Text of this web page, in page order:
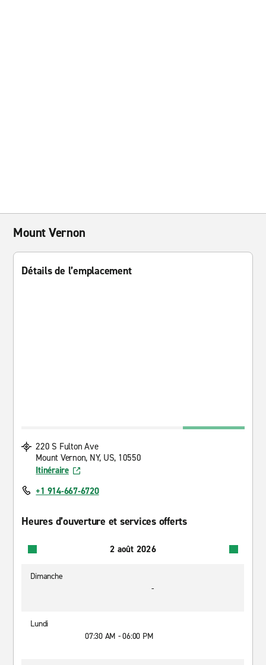
Mount Vernon
Détails de l’emplacement
220 S Fulton Ave
Mount Vernon, NY, US, 10550
Itinéraire
+1 914-667-6720
Heures d’ouverture et services offerts
2 août 2026
Dimanche
-
Lundi
07:30 AM - 06:00 PM